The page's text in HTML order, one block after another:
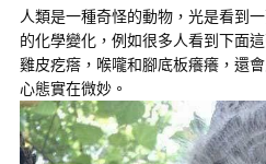
人類是一種奇怪的動物，光是看到
的化學變化，例如很多人看到下面
雞皮疙瘩，喉嚨和腳底板癢癢，還
心態實在微妙。